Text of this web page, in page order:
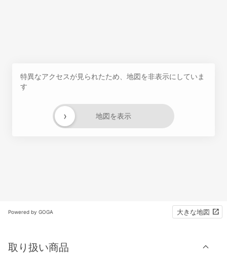
特異なアクセスが見られたため、地図を非表示にしていま
す
地図を表示
›
Powered by GOGA 大きな地図
取り扱い商品